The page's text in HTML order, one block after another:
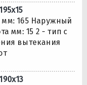
165 Наружный
мм: 15 2 - тип с
вытекания